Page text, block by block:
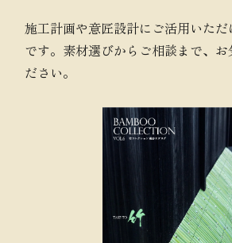
施工計画や意匠設計にご活用いた
です。素材選びからご相談まで、お
ださい。